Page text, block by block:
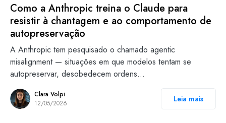
Como a Anthropic treina o Claude para
resistir à chantagem e ao comportamento de
autopreservação
A Anthropic tem pesquisado o chamado agentic
misalignment — situações em que modelos tentam se
autopreservar, desobedecem ordens…
Clara Volpi
12/05/2026
Leia mais